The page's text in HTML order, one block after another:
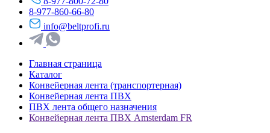
8-977-860-66-80
info@beltprofi.ru
Главная страница
Каталог
Конвейерная лента (транспортерная)
Конвейерная лента ПВХ
ПВХ лента общего назначения
Конвейерная лента ПВХ Amsterdam FR